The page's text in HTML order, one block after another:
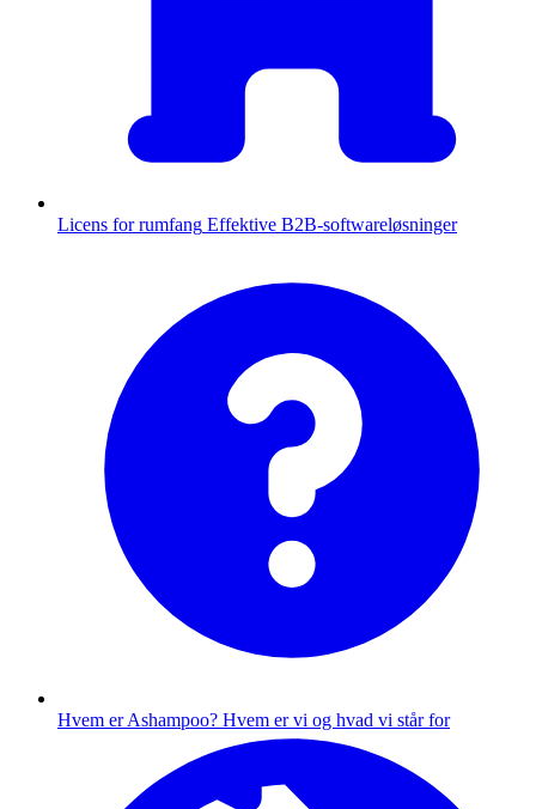
Licens for rumfang Effektive B2B-softwareløsninger
Hvem er Ashampoo? Hvem er vi og hvad vi står for